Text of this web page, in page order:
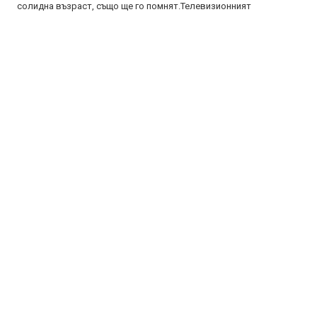
солидна възраст, също ще го помнят.Телевизионният